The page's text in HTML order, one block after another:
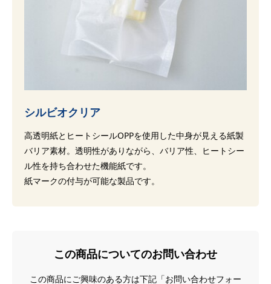
シルビオクリア
高透明紙とヒートシールOPPを使用した中身が見える紙製
バリア素材。透明性がありながら、バリア性、ヒートシー
ル性を持ち合わせた機能紙です。
紙マークの付与が可能な製品です。
この商品についてのお問い合わせ
この商品にご興味のある方は下記「お問い合わせフォー